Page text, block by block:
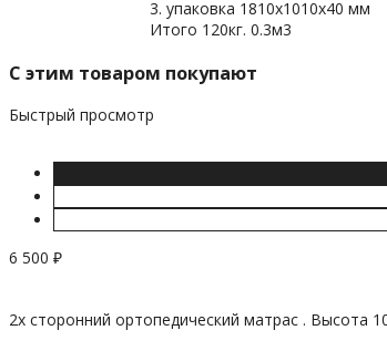
3. упаковка 1810х1010х40 мм
Итого 120кг. 0.3м3
C этим товаром покупают
Быстрый просмотр
6 500 ₽
2х сторонний ортопедический матрас . Высота